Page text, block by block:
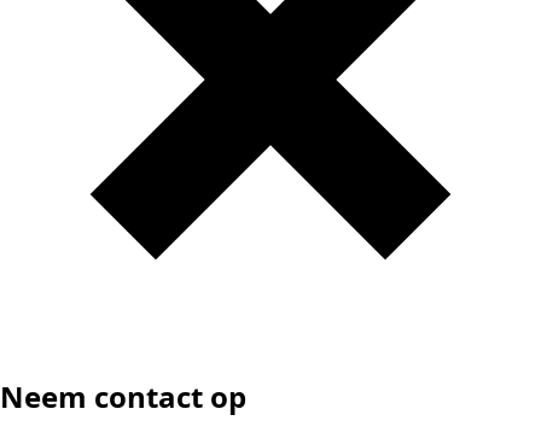
Neem contact op